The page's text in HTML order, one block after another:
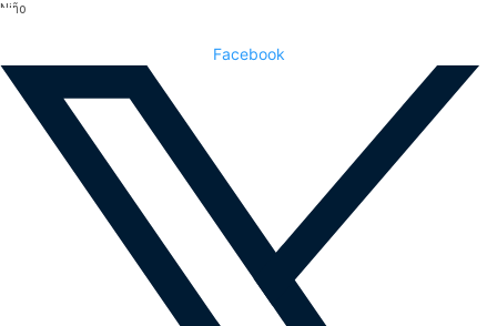
Niño
Facebook